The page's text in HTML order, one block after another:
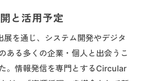
と活用予定
展を通じ、システム開発やデジタ
ある多くの企業・個人と出会うこ
。情報発信を専門とするCircular